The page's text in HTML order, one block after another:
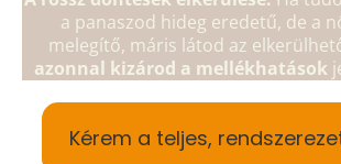
a panaszod hideg eredetű, de a
melegítő, máris látod az
azonnal kizárod a mellékhatások
Kérem a teljes,